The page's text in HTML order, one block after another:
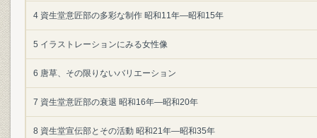
4 資生堂意匠部の多彩な制作 昭和11年―昭和15年
5 イラストレーションにみる女性像
6 唐草、その限りないバリエーション
7 資生堂意匠部の衰退 昭和16年―昭和20年
8 資生堂宣伝部とその活動 昭和21年―昭和35年